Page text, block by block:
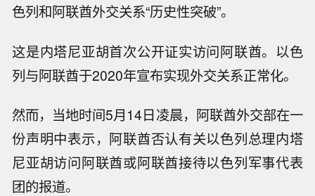
色列和阿联酋外交关系“历史性突破”。
这是内塔尼亚胡首次公开证实访问阿联酋。以色
列与阿联酋于2020年宣布实现外交关系正常化。
然而，当地时间5月14日凌晨，阿联酋外交部在一
份声明中表示，阿联酋否认有关以色列总理内塔
尼亚胡访问阿联酋或阿联酋接待以色列军事代表
团的报道。